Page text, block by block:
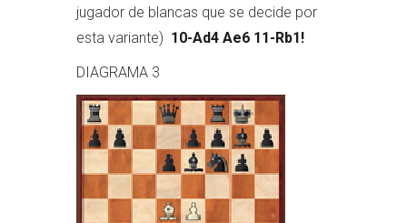
jugador de blancas que se decide por
esta variante) 10-Ad4 Ae6 11-Rb1!
DIAGRAMA 3